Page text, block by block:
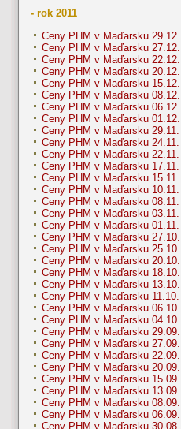
- rok 2011
Ceny PHM v Maďarsku 29.12.
Ceny PHM v Maďarsku 27.12.
Ceny PHM v Maďarsku 22.12.
Ceny PHM v Maďarsku 20.12.
Ceny PHM v Maďarsku 15.12.
Ceny PHM v Maďarsku 08.12.
Ceny PHM v Maďarsku 06.12.
Ceny PHM v Maďarsku 01.12.
Ceny PHM v Maďarsku 29.11.
Ceny PHM v Maďarsku 24.11.
Ceny PHM v Maďarsku 22.11.
Ceny PHM v Maďarsku 17.11.
Ceny PHM v Maďarsku 15.11.
Ceny PHM v Maďarsku 10.11.
Ceny PHM v Maďarsku 08.11.
Ceny PHM v Maďarsku 03.11.
Ceny PHM v Maďarsku 01.11.
Ceny PHM v Maďarsku 27.10.
Ceny PHM v Maďarsku 25.10.
Ceny PHM v Maďarsku 20.10.
Ceny PHM v Maďarsku 18.10.
Ceny PHM v Maďarsku 13.10.
Ceny PHM v Maďarsku 11.10.
Ceny PHM v Maďarsku 06.10.
Ceny PHM v Maďarsku 04.10.
Ceny PHM v Maďarsku 29.09.
Ceny PHM v Maďarsku 27.09.
Ceny PHM v Maďarsku 22.09.
Ceny PHM v Maďarsku 20.09.
Ceny PHM v Maďarsku 15.09.
Ceny PHM v Maďarsku 13.09.
Ceny PHM v Maďarsku 08.09.
Ceny PHM v Maďarsku 06.09.
Ceny PHM v Maďarsku 30.08.